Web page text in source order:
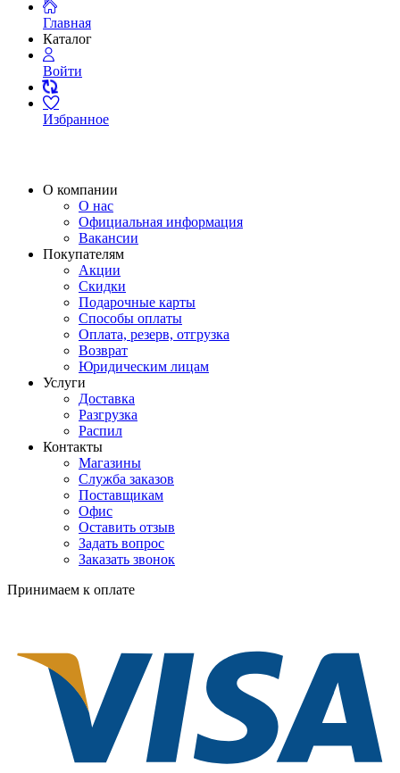
Главная
Каталог
Войти
Избранное
О компании
О нас
Официальная информация
Вакансии
Покупателям
Акции
Скидки
Подарочные карты
Способы оплаты
Оплата, резерв, отгрузка
Возврат
Юридическим лицам
Услуги
Доставка
Разгрузка
Распил
Контакты
Магазины
Служба заказов
Поставщикам
Офис
Оставить отзыв
Задать вопрос
Заказать звонок
Принимаем к оплате